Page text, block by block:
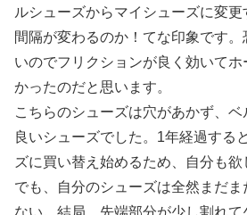
ルシューズからマイシューズに変
間隔が変わるのか！てな印象です
いのでフリクションが良く効いて
かったのだと思います。
こちらのシューズは穴があかず、
良いシューズでした。1年経過する
ズに買い替え始めるため、自分も欲
でも、自分のシューズは全然まだま